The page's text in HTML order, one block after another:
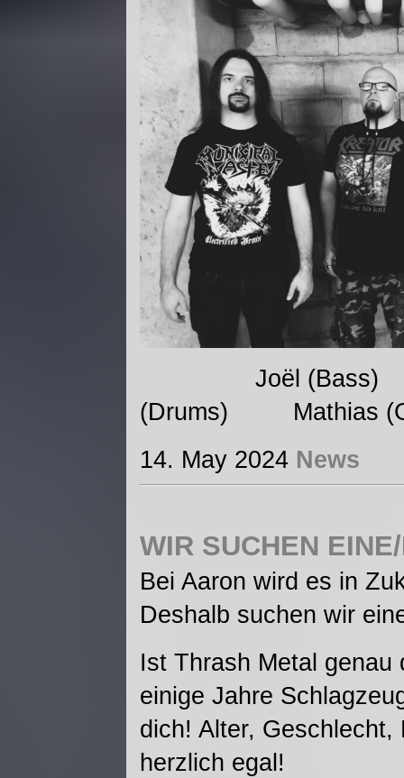
Joël (Bass)
(Drums) Mathias
14. May 2024 News
WIR SUCHEN
Bei Aaron wird es in
Deshalb suchen wir
Ist Thrash Metal
einige Jahre
dich! Alter,
herzlich egal!